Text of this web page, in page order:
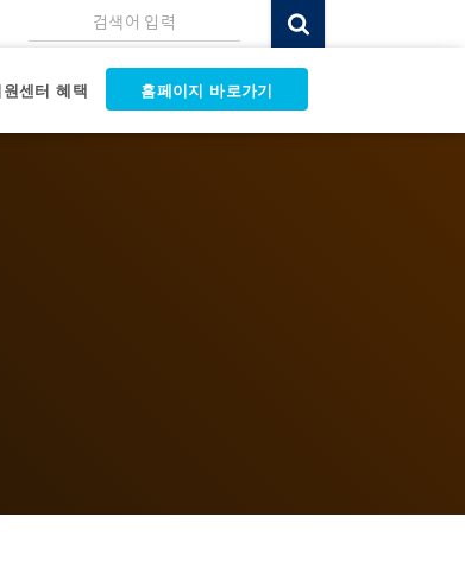
검색어 입력
센터 혜택 홈페이지 바로가기